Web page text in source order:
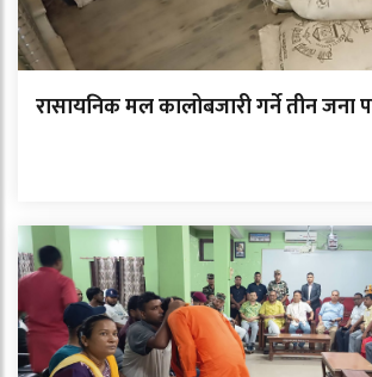
रासायनिक मल कालोबजारी गर्ने तीन जना